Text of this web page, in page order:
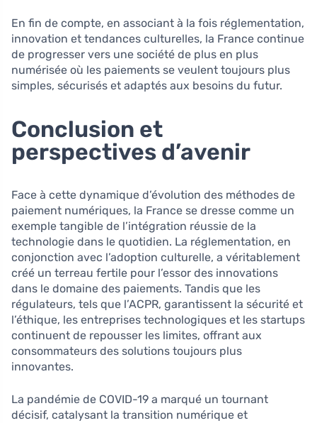
En fin de compte, en associant à la fois réglementation,
innovation et tendances culturelles, la France continue
de progresser vers une société de plus en plus
numérisée où les paiements se veulent toujours plus
simples, sécurisés et adaptés aux besoins du futur.
Conclusion et
perspectives d’avenir
Face à cette dynamique d’évolution des méthodes de
paiement numériques, la France se dresse comme un
exemple tangible de l’intégration réussie de la
technologie dans le quotidien. La réglementation, en
conjonction avec l’adoption culturelle, a véritablement
créé un terreau fertile pour l’essor des innovations
dans le domaine des paiements. Tandis que les
régulateurs, tels que l’ACPR, garantissent la sécurité et
l’éthique, les entreprises technologiques et les startups
continuent de repousser les limites, offrant aux
consommateurs des solutions toujours plus
innovantes.
La pandémie de COVID-19 a marqué un tournant
décisif, catalysant la transition numérique et